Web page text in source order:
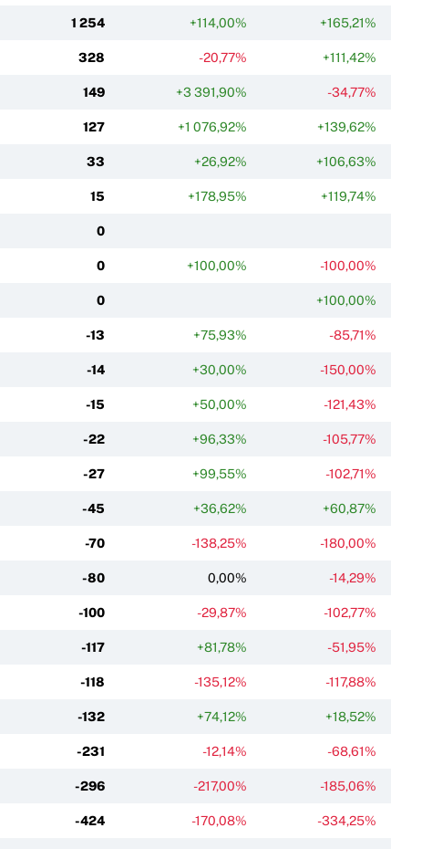
1 254 +114,00% +165,21%
328 -20,77% +111,42%
149 +3 391,90% -34,77%
127 +1 076,92% +139,62%
33 +26,92% +106,63%
15 +178,95% +119,74%
0
0 +100,00% -100,00%
0 +100,00%
-13 +75,93% -85,71%
-14 +30,00% -150,00%
-15 +50,00% -121,43%
-22 +96,33% -105,77%
-27 +99,55% -102,71%
-45 +36,62% +60,87%
-70 -138,25% -180,00%
-80 0,00% -14,29%
-100 -29,87% -102,77%
-117 +81,78% -51,95%
-118 -135,12% -117,88%
-132 +74,12% +18,52%
-231 -12,14% -68,61%
-296 -217,00% -185,06%
-424 -170,08% -334,25%